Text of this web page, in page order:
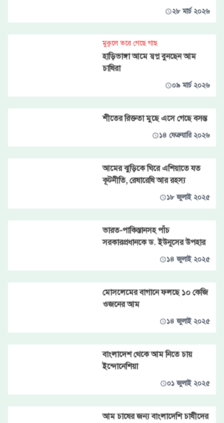
২৮ মার্চ ২০২৬
মুকুলে ভরে গেছে গাছ
হাড়িভাঙ্গা আমে স্বপ্ন বুনছেন আম
চাষিরা
০৯ মার্চ ২০২৬
শীতের রিক্ততা মুছে এসে গেছে বসন্ত
১৪ ফেব্রুয়ারি ২০২৬
আমের ঝুড়িকে ঘিরে এশিয়াতে যত
কূটনীতি, রেষারেষি আর রহস্য
১৮ জুলাই ২০২৫
ভারত-পাকিস্তানসহ পাঁচ
সরকারপ্রধানকে ড. ইউনূসের উপহার
১৪ জুলাই ২০২৫
মোসলেমের বাগানে ফলছে ১০ কেজি
ওজনের আম
১৪ জুলাই ২০২৫
বাংলাদেশ থেকে আম নিতে চায়
ইন্দোনেশিয়া
০১ জুলাই ২০২৫
আম চাষের জন্য বাংলাদেশি চাষীদের